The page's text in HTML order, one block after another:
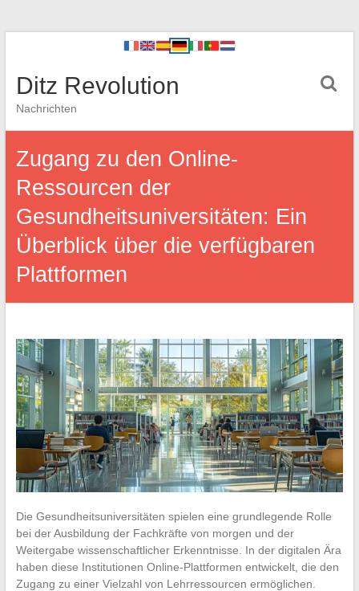
Ditz Revolution
Nachrichten
Zugang zu den Online-
Ressourcen der
Gesundheitsuniversitäten: Ein
Überblick über die verfügbaren
Plattformen
Die Gesundheitsuniversitäten spielen eine grundlegende Rolle
bei der Ausbildung der Fachkräfte von morgen und der
Weitergabe wissenschaftlicher Erkenntnisse. In der digitalen Ära
haben diese Institutionen Online-Plattformen entwickelt, die den
Zugang zu einer Vielzahl von Lehrressourcen ermöglichen.